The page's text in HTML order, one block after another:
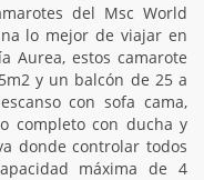
del Msc World
lo mejor de viajar en
Aurea, estos camarote
y un balcón de 25 a
con sofa cama,
completo con ducha y
donde controlar todos
máxima de 4